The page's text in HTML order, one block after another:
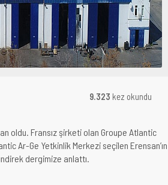
9.323 kez okundu
oldu. Fransız şirketi olan Groupe Atlantic
Ar-Ge Yetkinlik Merkezi seçilen Erensan’ın
dergimize anlattı.